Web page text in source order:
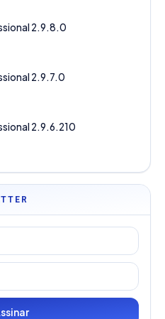
2.9.8.0
2.9.7.0
2.9.6.210